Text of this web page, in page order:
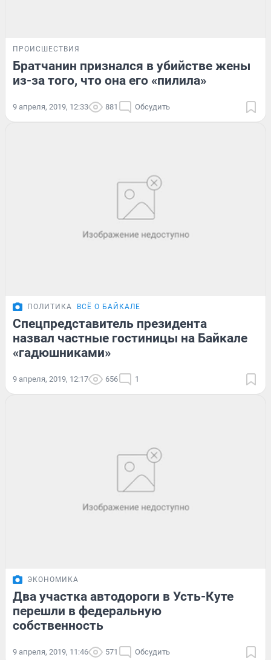
ПРОИСШЕСТВИЯ
Братчанин признался в убийстве жены
из-за того, что она его «пилила»
9 апреля, 2019, 12:33 881 Обсудить
ПОЛИТИКА ВСЁ О БАЙКАЛЕ
Спецпредставитель президента
назвал частные гостиницы на Байкале
«гадюшниками»
9 апреля, 2019, 12:17 656 1
ЭКОНОМИКА
Два участка автодороги в Усть-Куте
перешли в федеральную
собственность
9 апреля, 2019, 11:46 571 Обсудить